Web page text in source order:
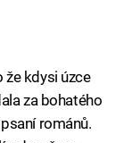
že kdysi úzce
za bohatého
románů.